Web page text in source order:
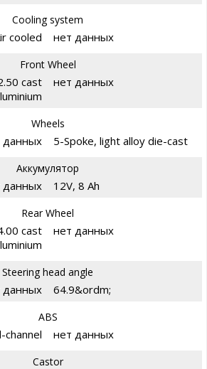
Cooling system
cooled нет данных
Front Wheel
cast
нет данных
Wheels
данных 5-Spoke, light alloy die-cast
Аккумулятор
данных 12V, 8 Ah
Rear Wheel
cast
нет данных
Steering head angle
данных 64.9&ordm;
ABS
channel нет данных
Castor